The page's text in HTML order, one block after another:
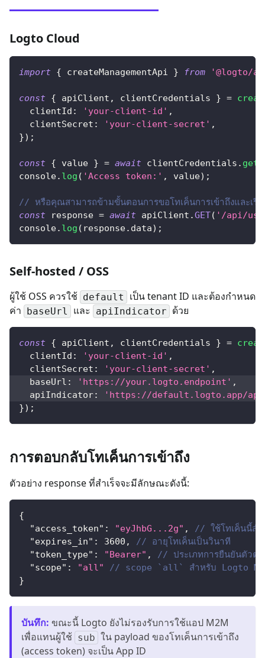
Logto Cloud
import { createManagementApi } from '@logto/
const { apiClient , clientCredentials } =
clientId : 'your-client-id' ,
clientSecret : 'your-client-secret' ,
}) ;
const { value } = await clientCredentials .
console. log ( 'Access token:' , value) ;
// หรือคุณสามารถข้ามขั้นตอนการขอโทเค็นการเข้าถึงและเรี
const response = await apiClient .GET( '/api/
console. log ( response. data) ;
Self-hosted / OSS
ผู้ใช้ OSS ควรใช้ default
เป็น tenant ID และต้องกำหนด
ค่า baseUrl และ apiIndicator ด้วย
const { apiClient , clientCredentials } =
clientId : 'your-client-id' ,
clientSecret : 'your-client-secret' ,
baseUrl : 'https://your.logto.endpoint' ,
apiIndicator:
'https://default.logto.app/
}) ;
การตอบกลับโทเค็นการเข้าถึง
ตัวอย่าง response ที่สำเร็จจะมีลักษณะดังนี้:
{
"access_token" : "eyJhbG...2g" ,
// ใช้โทเค็นนี้สำ
"expires_in" : 3600 ,
// อายุโทเค็นเป็นวินาที
"token_type" : "Bearer" ,
// ประเภทการยืนยันตัวตน
"scope" : "all"
// scope `all` สำหรับ Logto
}
บันทึก: ขณะนี้ Logto ยังไม่รองรับการใช้แอป M2M
เพื่อแทนผู้ใช้ sub ใน payload ของโทเค็นการเข้าถึง
(access token) จะเป็น App ID